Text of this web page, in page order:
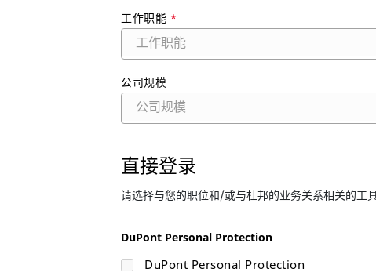
工作职能 *
工作职能
公司规模
公司规模
直接登录
请选择与您的职位和/或与杜邦的业务关系相关的工
DuPont Personal Protection
DuPont Personal Protection